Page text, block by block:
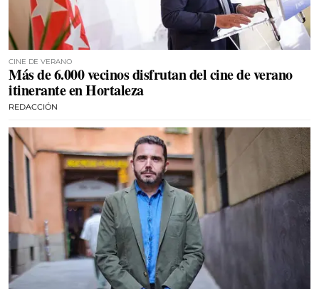
CINE DE VERANO
Más de 6.000 vecinos disfrutan del cine de verano
itinerante en Hortaleza
REDACCIÓN